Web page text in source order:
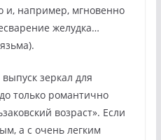
и, например, мгновенно
желудка…
зеркал для
только романтично
возраст». Если
а с очень легким